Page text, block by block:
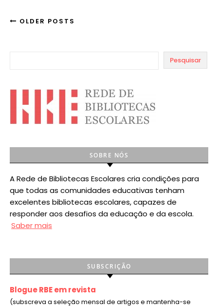
OLDER POSTS
Pesquisar
SOBRE NÓS
A Rede de Bibliotecas Escolares cria condições para
que todas as comunidades educativas tenham
excelentes bibliotecas escolares, capazes de
responder aos desafios da educação e da escola.
Saber mais
SUBSCRIÇÃO
Blogue RBE em revista
(subscreva a seleção mensal de artigos e mantenha-se